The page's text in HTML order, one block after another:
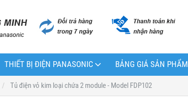
THIẾT BỊ ĐIỆN PANASONIC BẢNG GIÁ SẢN PHẨM
Tủ điện vỏ kim loại chứa 2 module - Model FDP102